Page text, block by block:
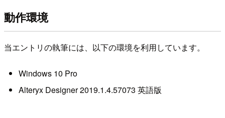
動作環境
当エントリの執筆には、以下の環境を利用しています。
Windows 10 Pro
Alteryx Designer 2019.1.4.57073 英語版